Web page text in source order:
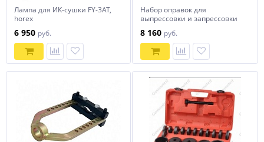
Лампа для ИК-сушки FY-3AT,
horex
6 950 руб.
Набор оправок для
выпрессовки и запрессовки
сальников, арт. № HZ
25.1.125W horex
8 160 руб.